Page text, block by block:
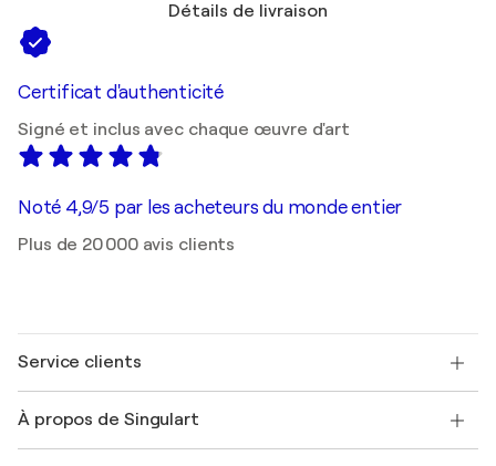
Détails de livraison
Certificat d'authenticité
Signé et inclus avec chaque œuvre d'art
Noté 4,9/5 par les acheteurs du monde entier
Plus de 20 000 avis clients
Service clients
Expédition
À propos de Singulart